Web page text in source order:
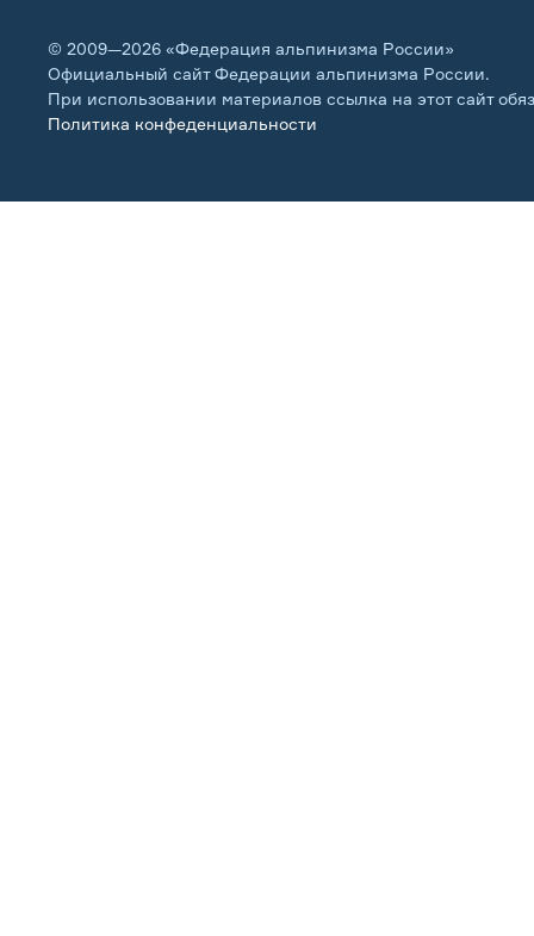
© 2009—2026 «Федерация альпинизма России»
Официальный сайт Федерации альпинизма России.
При использовании материалов ссылка на этот сайт
Политика конфеденциальности